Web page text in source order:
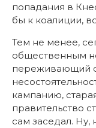
попадания в
бы к коалиции,
Тем не менее,
общественным
переживающий
кампанию,
правительство
сам заседал. Ну,